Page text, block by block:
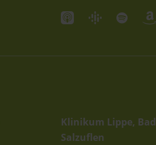
Klinikum Lippe, Bad
Salzuflen